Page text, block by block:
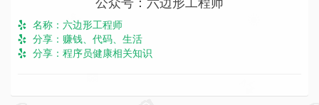
名称：六边形工程师
分享：赚钱、代码、生活
分享：程序员健康相关知识